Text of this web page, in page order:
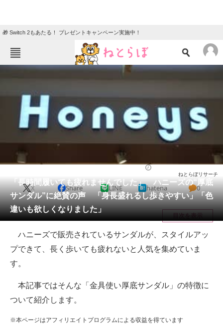
🎁 Switch 2もあたる！ プレゼントキャンペーン実施中！
ねとらぼメニュー
エンタメ
グルメ 地域
リサーチ
会員記事
メディア
注目記事を集めた総合ページ
ITの今と未来を見通す
進化するPCとデバイスの未来
「長時間履いても疲れませんでした」 ハニーズの“厚底
サンダル”に絶賛の声 「身長盛れるし歩きやすい」「色
違いも欲しくなりました」
ねとらぼリサーチ
X Share LINE hatena 0
目次を表示
ハニーズで販売されているサンダルが、スタイルアッ
プできて、長く歩いても疲れないと人気を集めていま
す。
本記事ではそんな「金具使い厚底サンダル」の特徴に
ついて紹介します。
※本ページはアフィリエイトプログラムによる収益を得ています